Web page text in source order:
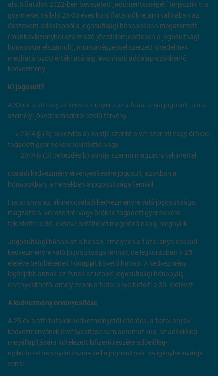
alatti fiatalok 2022-ben bevezetett „adómentességét” terjesztik ki a
gyermeket vállaló 25-30 éves korú fiatal nőkre, ami valójában az
összevont adóalapból a jogosultsági hónapokban megszerzett
(munkaviszonyból származó jövedelem esetében a jogosultsági
hónapokra elszámolt), munkavégzéssel szerzett jövedelmek
meghatározott értékhatáráig levonható adóalap-csökkentő
kedvezmény.
Ki jogosult?
A 30 év alatti anyák kedvezményére az a fiatal anya jogosult, aki a
személyi jövedelemadóról szóló törvény
» 29/A § (3) bekezdés a) pontja szerint a vér szerinti vagy örökbe
fogadott gyermekére tekintettel vagy
» 29/A § (3) bekezdés b) pontja szerinti magzatra tekintettel
családi kedvezmény érvényesítésére jogosult, azokban a
hónapokban, amelyekben a jogosultsága fennáll.
Fiatal anya az, akinek családi kedvezményre való jogosultsága
magzatára, vér szerinti vagy örökbe fogadott gyermekére
tekintettel a 30. életéve betöltését megelőző napig megnyílik.
Jogosultsági hónap az a hónap, amelyben a fiatal anya családi
kedvezményre való jogosultsága fennáll, de legkorábban a 25.
életéve betöltésének hónapját követő hónap. A kedvezmény
legfeljebb annak az évnek az utolsó jogosultsági hónapjáig
érvényesíthető, amely évben a fiatal anya betölti a 30. életévét.
A kedvezmény érvényesítése
A 25 év alatti fiatalok kedvezményétől eltérően, a fiatal anyák
kedvezményének érvényesítése nem automatikus, az adóelőleg
megállapítására kötelezett kifizető részére adóelőleg-
nyilatkozatban nyilatkoznia kell a jogosultnak, ha igénybe kívánja
venni.